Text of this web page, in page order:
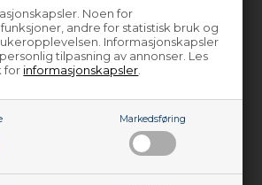
Noen for
andre for statistisk bruk og
Informasjonskapsler
tilpasning av annonser. Les
for informasjonskapsler
Markedsføring